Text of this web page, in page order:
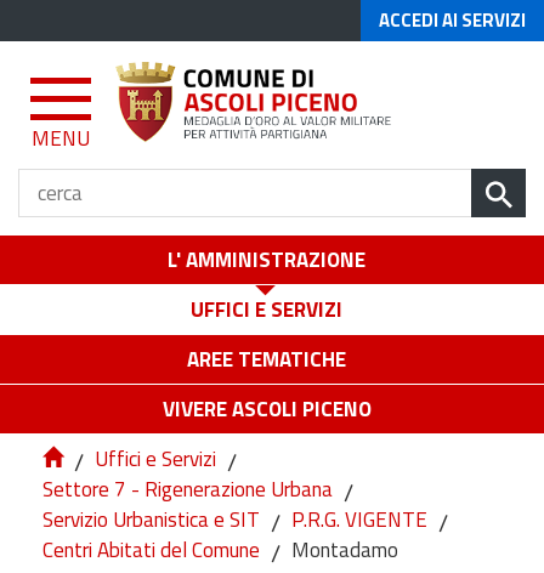
ACCEDI AI SERVIZI
MENU
L' AMMINISTRAZIONE
UFFICI E SERVIZI
AREE TEMATICHE
VIVERE ASCOLI PICENO
/ Uffici e Servizi /
Settore 7 - Rigenerazione Urbana /
Servizio Urbanistica e SIT / P.R.G. VIGENTE /
Centri Abitati del Comune / Montadamo